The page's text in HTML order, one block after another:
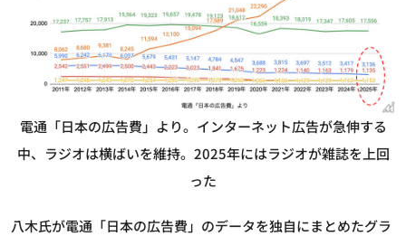
電通「日本の広告費」より。インターネット広告が急伸する
中、ラジオは横ばいを維持。2025年にはラジオが雑誌を上回
った
八木氏が電通「日本の広告費」のデータを独自にまとめたグラ